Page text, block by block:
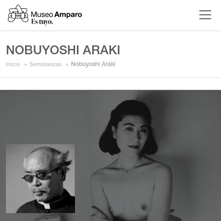
NOBUYOSHI ARAKI
Inicio Semblanzas Nobuyoshi Araki